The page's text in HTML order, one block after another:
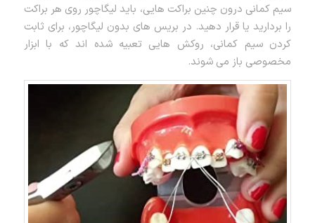
سیم کمانی درون چنین براکت هایی، باید لیگاچور روی هر براکت
را بردارید یا قرار دهید. در بریس های بدون لیگاچور، برای ثابت
کردن سیم کمانی، روکش هایی تعبیه شده اند که با ابزار
مخصوصی باز می شوند.